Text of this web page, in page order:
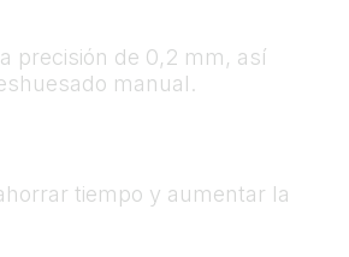
precisión de 0,2 mm, así
manual.
tiempo y aumentar la